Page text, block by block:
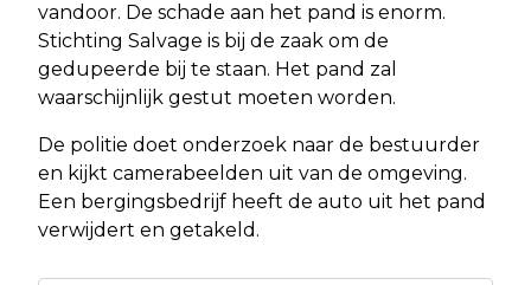
vandoor. De schade aan het pand is enorm.
Stichting Salvage is bij de zaak om de
gedupeerde bij te staan. Het pand zal
waarschijnlijk gestut moeten worden.
De politie doet onderzoek naar de bestuurder
en kijkt camerabeelden uit van de omgeving.
Een bergingsbedrijf heeft de auto uit het pand
verwijdert en getakeld.